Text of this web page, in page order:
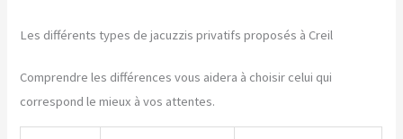
Les différents types de jacuzzis privatifs proposés à Creil
Comprendre les différences vous aidera à choisir celui qui
correspond le mieux à vos attentes.